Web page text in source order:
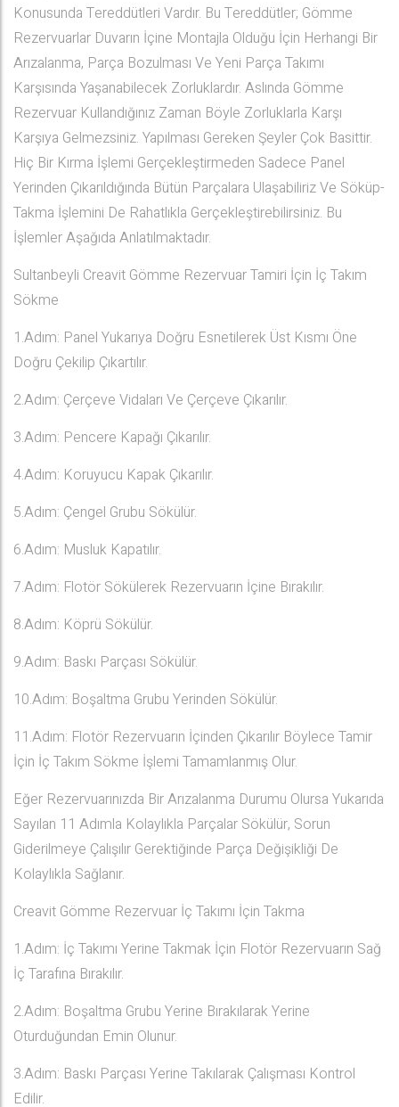
Konusunda Tereddütleri Vardır. Bu Tereddütler; Gömme
Rezervuarlar Duvarın İçine Montajla Olduğu İçin Herhangi Bir
Arızalanma, Parça Bozulması Ve Yeni Parça Takımı
Karşısında Yaşanabilecek Zorluklardır. Aslında Gömme
Rezervuar Kullandığınız Zaman Böyle Zorluklarla Karşı
Karşıya Gelmezsiniz. Yapılması Gereken Şeyler Çok Basittir.
Hiç Bir Kırma İşlemi Gerçekleştirmeden Sadece Panel
Yerinden Çıkarıldığında Bütün Parçalara Ulaşabiliriz Ve Söküp-
Takma İşlemini De Rahatlıkla Gerçekleştirebilirsiniz. Bu
İşlemler Aşağıda Anlatılmaktadır.
Sultanbeyli Creavit Gömme Rezervuar Tamiri İçin İç Takım
Sökme
1.Adım: Panel Yukarıya Doğru Esnetilerek Üst Kısmı Öne
Doğru Çekilip Çıkartılır.
2.Adım: Çerçeve Vidaları Ve Çerçeve Çıkarılır.
3.Adım: Pencere Kapağı Çıkarılır.
4.Adım: Koruyucu Kapak Çıkarılır.
5.Adım: Çengel Grubu Sökülür.
6.Adım: Musluk Kapatılır.
7.Adım: Flotör Sökülerek Rezervuarın İçine Bırakılır.
8.Adım: Köprü Sökülür.
9.Adım: Baskı Parçası Sökülür.
10.Adım: Boşaltma Grubu Yerinden Sökülür.
11.Adım: Flotör Rezervuarın İçinden Çıkarılır Böylece Tamir
İçin İç Takım Sökme İşlemi Tamamlanmış Olur.
Eğer Rezervuarınızda Bir Arızalanma Durumu Olursa Yukarıda
Sayılan 11 Adımla Kolaylıkla Parçalar Sökülür, Sorun
Giderilmeye Çalışılır Gerektiğinde Parça Değişikliği De
Kolaylıkla Sağlanır.
Creavit Gömme Rezervuar İç Takımı İçin Takma
1.Adım: İç Takımı Yerine Takmak İçin Flotör Rezervuarın Sağ
İç Tarafına Bırakılır.
2.Adım: Boşaltma Grubu Yerine Bırakılarak Yerine
Oturduğundan Emin Olunur.
3.Adım: Baskı Parçası Yerine Takılarak Çalışması Kontrol
Edilir.